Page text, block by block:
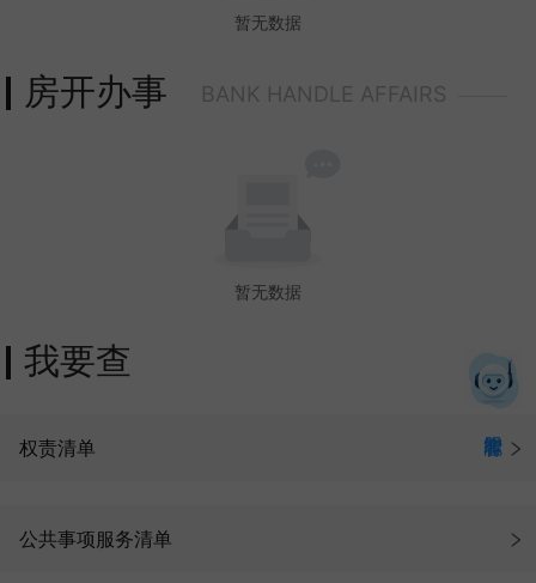
暂无数据
房开办事 BANK HANDLE AFFAIRS
暂无数据
我要查
权责清单
公共事项服务清单